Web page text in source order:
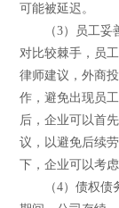
可能被延迟。
（3）员工妥善
对比较棘手，员
律师建议，外商
作，避免出现员
后，企业可以首
议，以避免后续
下，企业可以考
（4）债权债务